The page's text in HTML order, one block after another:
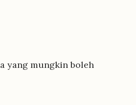
yang mungkin boleh